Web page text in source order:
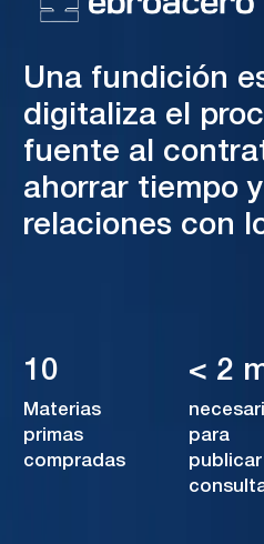
Una fundición
digitaliza el
fuente al
ahorrar tiempo
relaciones con
10
Materias
primas
compradas
< 2
para